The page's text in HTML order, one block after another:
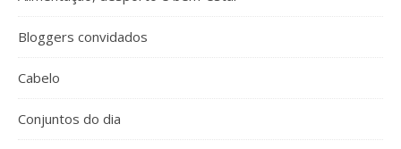
Bloggers convidados
Cabelo
Conjuntos do dia